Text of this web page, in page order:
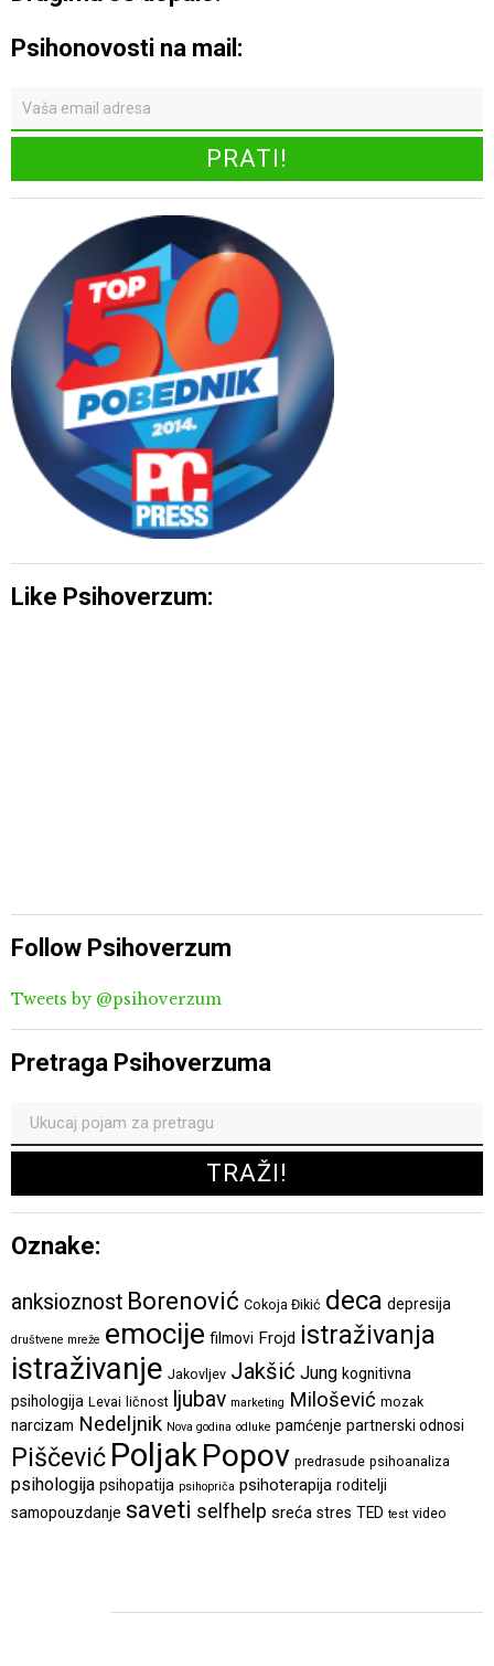
Psihonovosti na mail:
Like Psihoverzum:
Follow Psihoverzum
Tweets by @psihoverzum
Pretraga Psihoverzuma
Oznake:
anksioznost Borenović Cokoja Đikić deca depresija
društvene mreže emocije filmovi Frojd istraživanja
istraživanje Jakovljev Jakšić Jung kognitivna
psihologija Levai ličnost ljubav marketing Milošević mozak
narcizam Nedeljnik Nova godina odluke pamćenje partnerski odnosi
Piščević PoljakPopov predrasude psihoanaliza
psihologija psihopatija psihopriča psihoterapija roditelji
samopouzdanje saveti selfhelp sreća stres TED test video